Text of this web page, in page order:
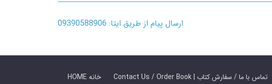
ارسال پیام از طریق ایتا: 09390588906
HOME خانه Contact Us / Order Book | تماس با ما / سفارش کتاب